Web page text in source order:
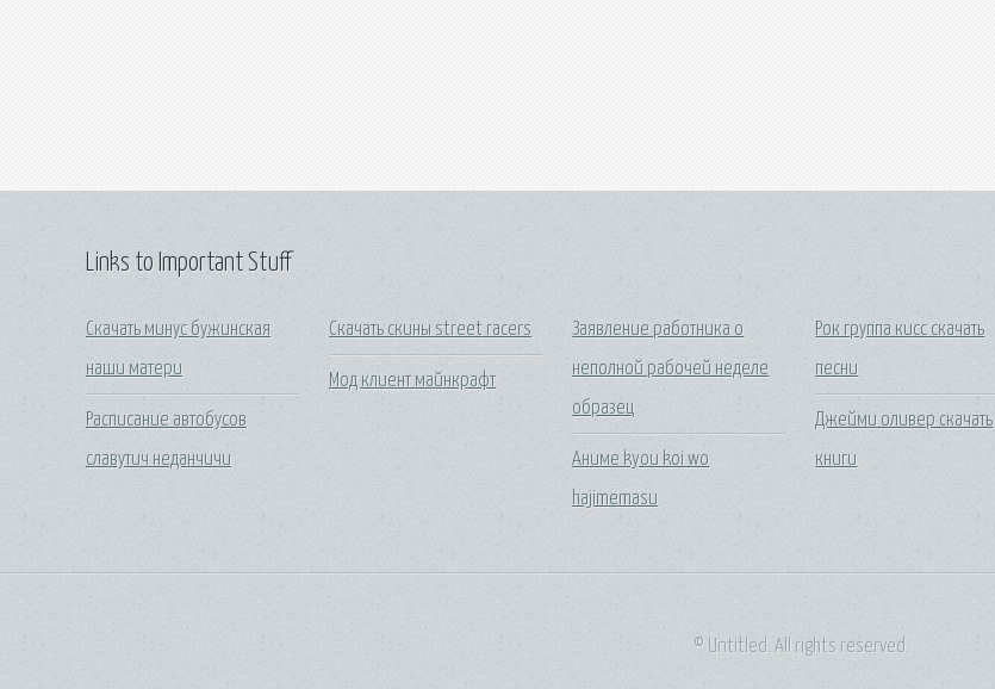
Links to Important Stuff
Скачать минус бужинская
наши матери
Расписание автобусов
славутич неданчичи
Скачать скины street racers
Мод клиент майнкрафт
Заявление работника о
неполной рабочей неделе
образец
Аниме kyou koi wo
hajimemasu
Рок группа кисс скачать
песни
Джейми оливер скачать
книги
© Untitled. All rights reserved.